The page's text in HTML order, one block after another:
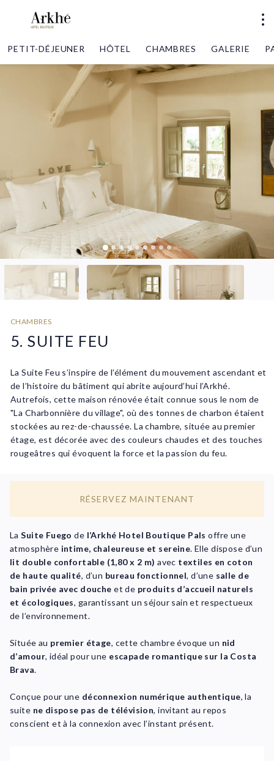
HÔTEL CHAMBRES
PETIT-DÉJEUNER GALERIE
CHAMBRES
5. SUITE FEU
La Suite Feu s’inspire de l’élément du mouvement ascendant et
de l’histoire du bâtiment qui abrite aujourd’hui l’Arkhé.
Autrefois, cette maison rénovée était connue sous le nom de
"La Charbonnière du village", où des tonnes de charbon étaient
stockées au rez-de-chaussée. La chambre, située au premier
étage, est décorée avec des couleurs chaudes et des touches
rougeâtres qui évoquent la force et la passion du feu.
RÉSERVEZ MAINTENANT
LaSuite Fuego de l’Arkhé Hotel Boutique Pals offre une
atmosphère intime, chaleureuse et sereine. Elle dispose d’un
lit double confortable (1,80 x 2 m) avec textiles en coton
de haute qualité, d’un bureau fonctionnel, d’une salle de
bain privée avec douche et de produits d’accueil naturels
et écologiques, garantissant un séjour sain et respectueux
de l’environnement.
Située au premier étage, cette chambre évoque un nid
d’amour, idéal pour une escapade romantique sur la Costa
Brava.
Conçue pour une déconnexion numérique authentique, la
suite ne dispose pas de télévision, invitant au repos
conscient et à la connexion avec l’instant présent.